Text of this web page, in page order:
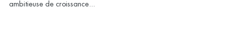
ambitieuse de croissance...